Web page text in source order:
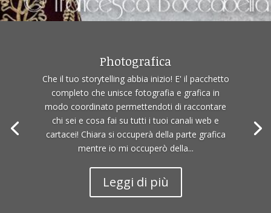
Photografica
Che il tuo storytelling abbia inizio! E' il pacchetto
completo che unisce fotografia e grafica in
modo coordinato permettendoti di raccontare
chi sei e cosa fai su tutti i tuoi canali web e
cartacei! Chiara si occuperà della parte grafica
mentre io mi occuperò della...
Leggi di più